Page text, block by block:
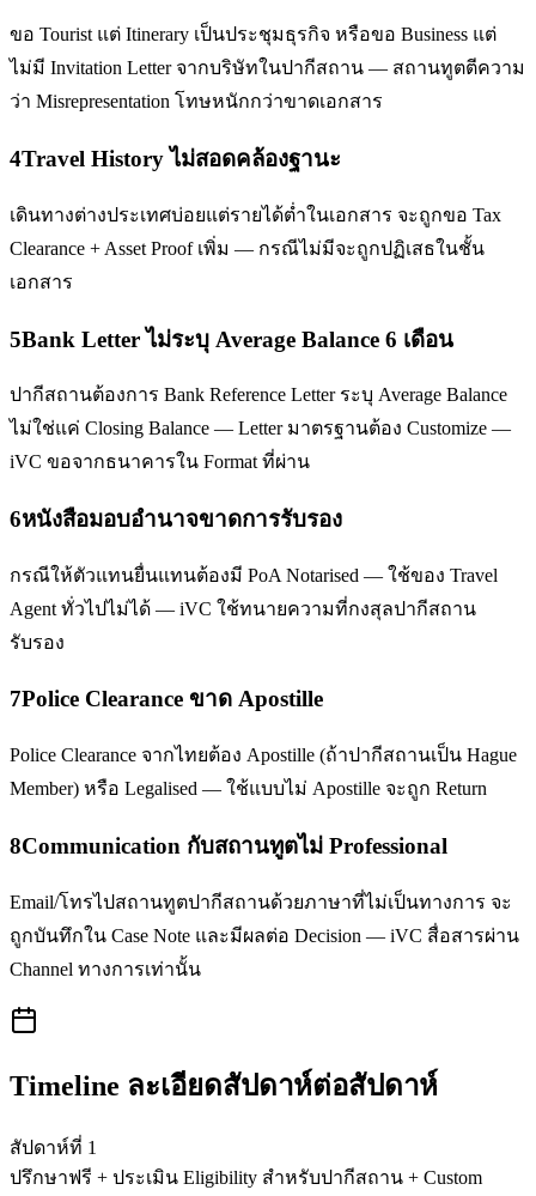
ขอ Tourist แต่ Itinerary เป็นประชุมธุรกิจ หรือขอ Business แต่
ไม่มี Invitation Letter จากบริษัทในปากีสถาน — สถานทูตตีความ
ว่า Misrepresentation โทษหนักกว่าขาดเอกสาร
4Travel History ไม่สอดคล้องฐานะ
เดินทางต่างประเทศบ่อยแต่รายได้ต่ำในเอกสาร จะถูกขอ Tax
Clearance + Asset Proof เพิ่ม — กรณีไม่มีจะถูกปฏิเสธในชั้น
เอกสาร
5Bank Letter ไม่ระบุ Average Balance 6 เดือน
ปากีสถานต้องการ Bank Reference Letter ระบุ Average Balance
ไม่ใช่แค่ Closing Balance — Letter มาตรฐานต้อง Customize —
iVC ขอจากธนาคารใน Format ที่ผ่าน
6หนังสือมอบอำนาจขาดการรับรอง
กรณีให้ตัวแทนยื่นแทนต้องมี PoA Notarised — ใช้ของ Travel
Agent ทั่วไปไม่ได้ — iVC ใช้ทนายความที่กงสุลปากีสถาน
รับรอง
7Police Clearance ขาด Apostille
Police Clearance จากไทยต้อง Apostille (ถ้าปากีสถานเป็น Hague
Member) หรือ Legalised — ใช้แบบไม่ Apostille จะถูก Return
8Communication กับสถานทูตไม่ Professional
Email/โทรไปสถานทูตปากีสถานด้วยภาษาที่ไม่เป็นทางการ จะ
ถูกบันทึกใน Case Note และมีผลต่อ Decision — iVC สื่อสารผ่าน
Channel ทางการเท่านั้น
Timeline ละเอียดสัปดาห์ต่อสัปดาห์
สัปดาห์ที่ 1
ปรึกษาฟรี + ประเมิน Eligibility สำหรับปากีสถาน + Custom